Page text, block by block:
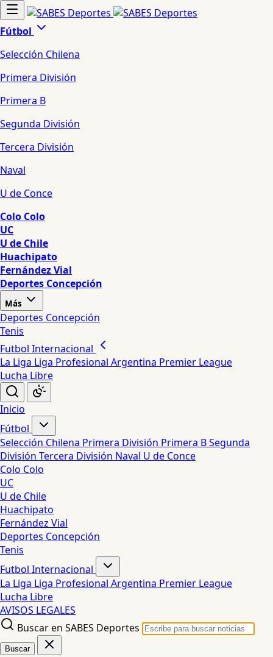
Fútbol
Selección Chilena
Primera División
Primera B
Segunda División
Tercera División
Naval
U de Conce
Colo Colo
UC
U de Chile
Huachipato
Fernández Vial
Deportes Concepción
Más
Deportes Concepción
Tenis
Futbol Internacional
La Liga Liga Profesional Argentina Premier League
Lucha Libre
Inicio
Fútbol
Selección Chilena Primera División Primera BSegunda
División Tercera División Naval U de Conce
Colo Colo
UC
U de Chile
Huachipato
Fernández Vial
Deportes Concepción
Tenis
Futbol Internacional
La Liga Liga Profesional Argentina Premier League
Lucha Libre
AVISOS LEGALES
Buscar en SABES Deportes
Buscar